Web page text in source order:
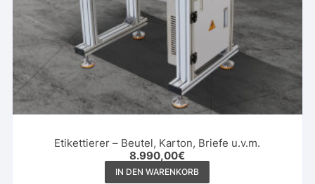
Etikettierer – Beutel, Karton, Briefe u.v.m.
8.990,00€
IN DEN WARENKORB